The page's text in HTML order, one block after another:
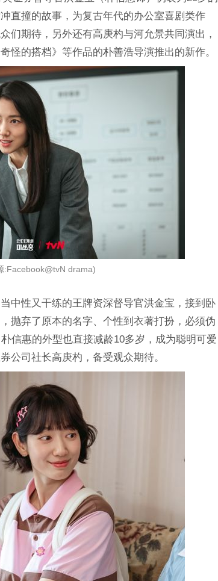
直撞的故事，为复古年代的办公室喜剧类作
们期待，另外还有高庚杓与河允景共同演出，
怪的搭档》等作品的朴善浩导演推出的新作。
:Facebook@tvN drama)
中性又干练的王牌资深督导官洪金宝，接到卧
抛弃了原本的名字、个性到衣著打扮，必须伪
信惠的外型也直接减龄10多岁，成为聪明可爱
公司社长高庚杓，备受观众期待。